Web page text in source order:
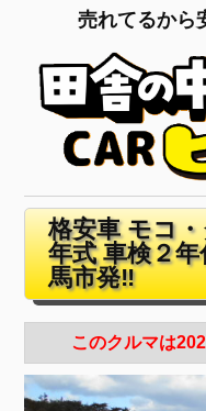
売れてるから
格安車 モコ
年式 車検２
馬市発‼
このクルマは